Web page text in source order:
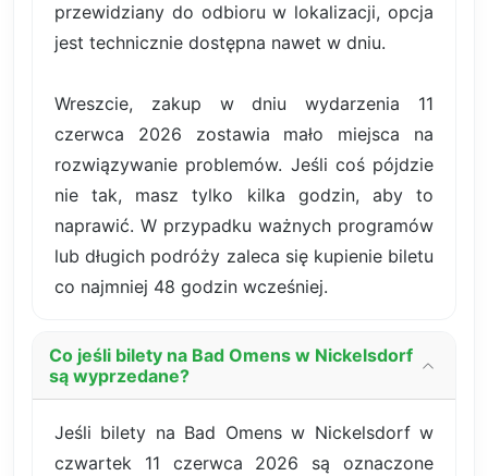
przewidziany do odbioru w lokalizacji, opcja
jest technicznie dostępna nawet w dniu.
Wreszcie, zakup w dniu wydarzenia 11
czerwca 2026 zostawia mało miejsca na
rozwiązywanie problemów. Jeśli coś pójdzie
nie tak, masz tylko kilka godzin, aby to
naprawić. W przypadku ważnych programów
lub długich podróży zaleca się kupienie biletu
co najmniej 48 godzin wcześniej.
Co jeśli bilety na Bad Omens w Nickelsdorf
są wyprzedane?
Jeśli bilety na Bad Omens w Nickelsdorf w
czwartek 11 czerwca 2026 są oznaczone